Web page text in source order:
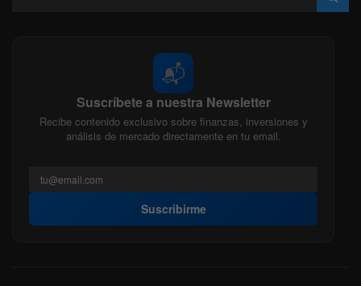
📬
Suscríbete a nuestra Newsletter
Recibe contenido exclusivo sobre finanzas, inversiones y
análisis de mercado directamente en tu email.
Suscribirme